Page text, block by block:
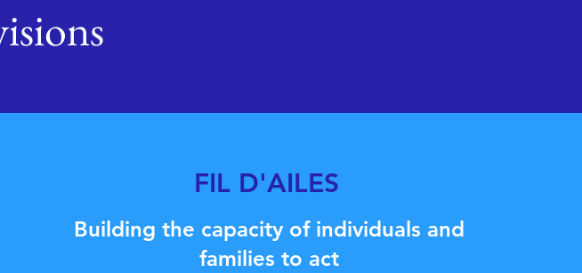
FIL D'AILES
Building the capacity of individuals and
families to act